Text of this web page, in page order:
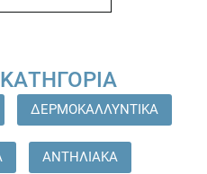
ΔΕΡΜΟΚΑΛΛΥΝΤΙΚΑ
ΑΝΤΗΛΙΑΚΑ